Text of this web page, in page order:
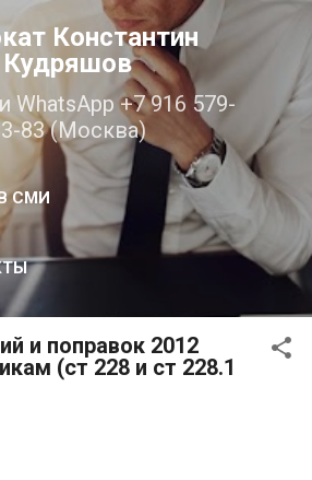
контенту
Константин
Кудряшов
WhatsApp +7 916 579-
83 (Москва)
СМИ
и поправок 2012
(ст 228 и ст 228.1